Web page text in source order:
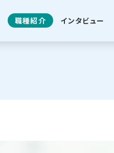
職種紹介 インタビュー